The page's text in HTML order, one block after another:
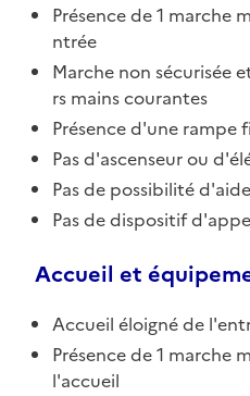
Présence de 1
ntrée
Marche non sécurisée
rs mains courantes
Présence d'une rampe
Pas d'ascenseur ou
Pas de possibilité
Pas de dispositif
Accueil et
Accueil éloigné de
Présence de 1
l'accueil